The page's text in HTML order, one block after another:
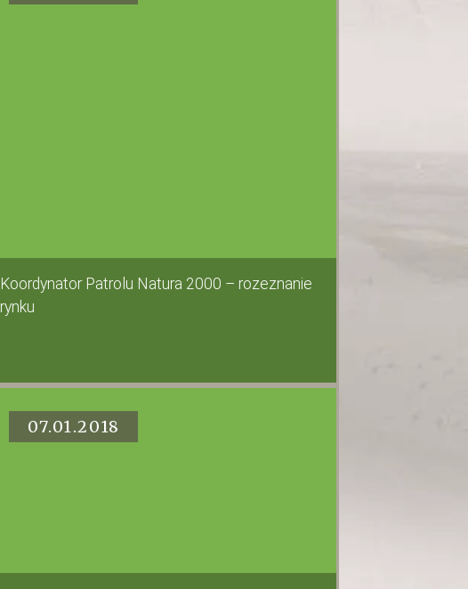
Koordynator Patrolu Natura 2000 – rozeznanie
rynku
07.01.2018